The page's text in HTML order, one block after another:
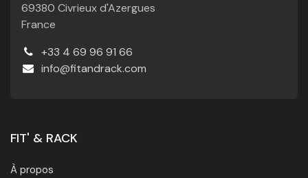
69380 Civrieux d'Azergues
France
+33 4 69 96 91 66
info@fitandrack.com
FIT' & RACK
À propos